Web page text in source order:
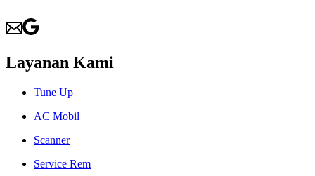
Layanan Kami
Tune Up
AC Mobil
Scanner
Service Rem